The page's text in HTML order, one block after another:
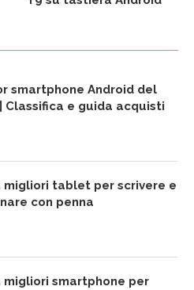
smartphone Android del
Classifica e guida acquisti
migliori tablet per scrivere e
con penna
migliori smartphone per